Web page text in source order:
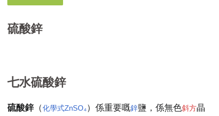
硫酸鋅
七水硫酸鋅
硫酸鋅 （化學式ZnSO₄ ）係重要嘅鋅鹽，係無色斜方晶